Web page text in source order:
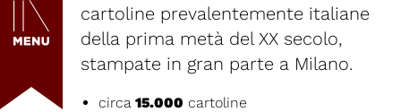
cartoline prevalentemente italiane
della prima metà del XX secolo,
stampate in gran parte a Milano.
circa 15.000 cartoline